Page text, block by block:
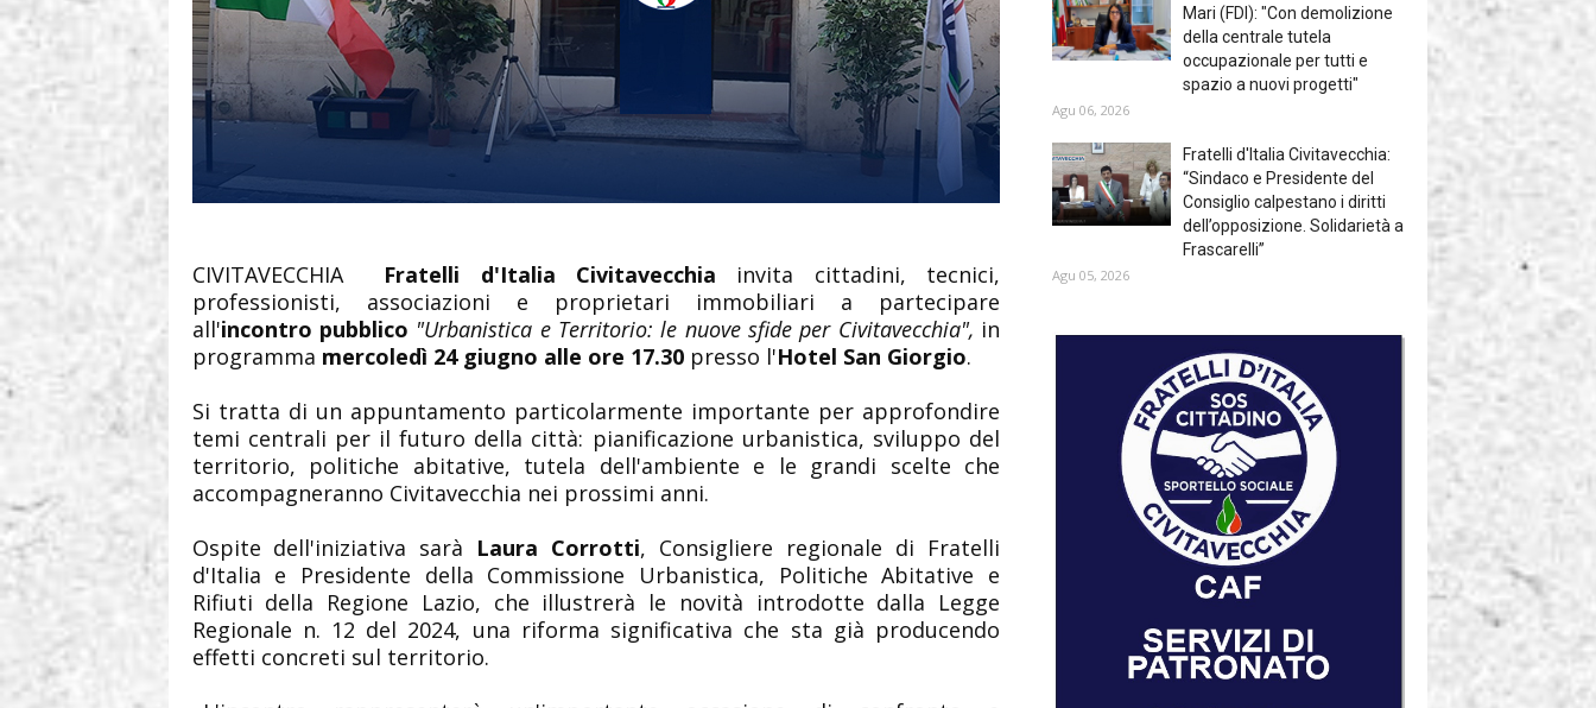
CIVITAVECCHIA Fratelli d'Italia Civitavecchia invita cittadini, tecnici,
professionisti, associazioni e proprietari immobiliari a partecipare
all'incontro pubblico "Urbanistica e Territorio: le nuove sfide per Civitavecchia", in
programma mercoledì 24 giugno alle ore 17.30presso l'Hotel San Giorgio.
Si tratta di un appuntamento particolarmente importante per approfondire
temi centrali per il futuro della città: pianificazione urbanistica, sviluppo del
territorio, politiche abitative, tutela dell'ambiente e le grandi scelte che
accompagneranno Civitavecchia nei prossimi anni.
Ospite dell'iniziativa sarà Laura Corrotti, Consigliere regionale di Fratelli
d'Italia e Presidente della Commissione Urbanistica, Politiche Abitative e
Rifiuti della Regione Lazio, che illustrerà le novità introdotte dalla Legge
Regionale n. 12 del 2024, una riforma significativa che sta già producendo
effetti concreti sul territorio.
Mari (FDI): "Con demolizione
della centrale tutela
occupazionale per tutti e
spazio a nuovi progetti"
Agu 06, 2026
Fratelli d'Italia Civitavecchia:
“Sindaco e Presidente del
Consiglio calpestano i diritti
dell’opposizione. Solidarietà a
Frascarelli”
Agu 05, 2026